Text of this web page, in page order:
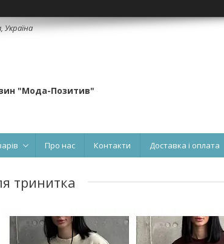
Україна
"Мода-Позитив"
Про нас Контакти Доставка і оплата
тринитка